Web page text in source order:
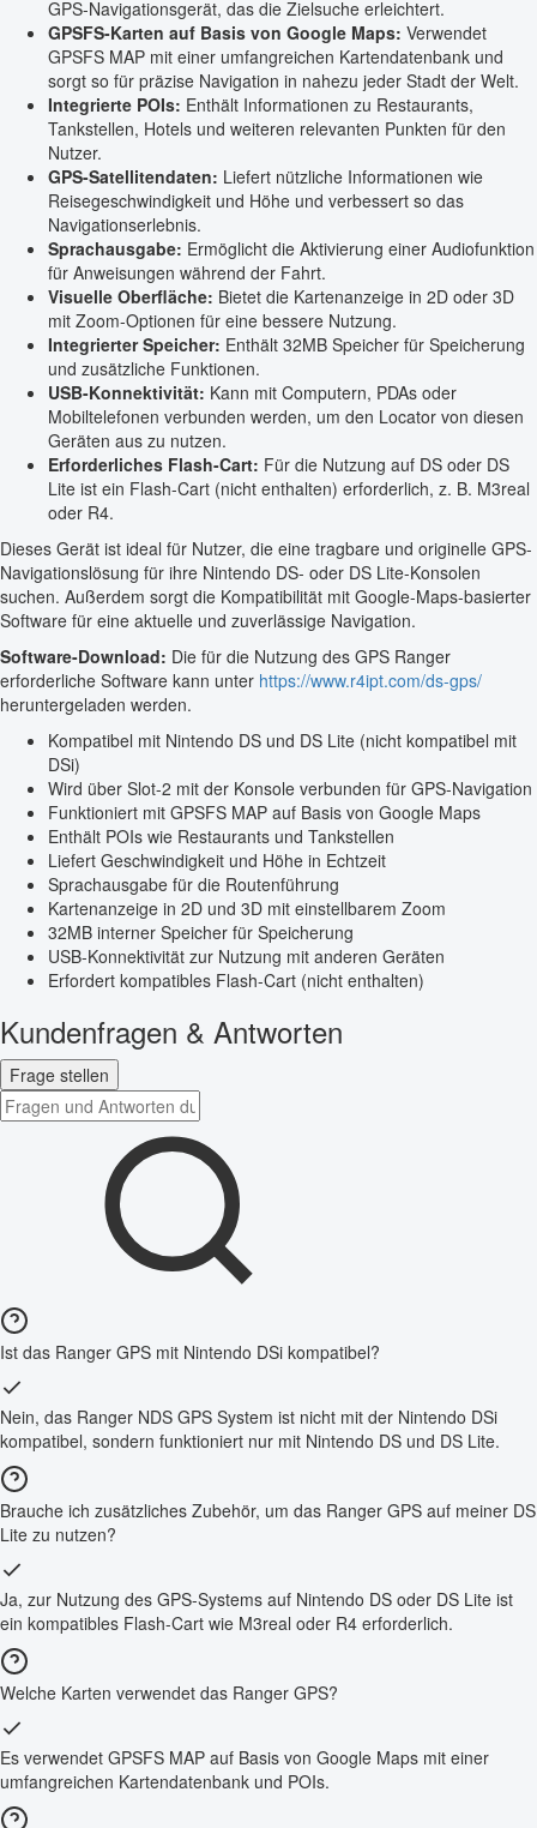
GPS-Navigationsgerät, das die Zielsuche erleichtert.
GPSFS-Karten auf Basis von Google Maps: Verwendet
GPSFS MAP mit einer umfangreichen Kartendatenbank und
sorgt so für präzise Navigation in nahezu jeder Stadt der Welt.
Integrierte POIs: Enthält Informationen zu Restaurants,
Tankstellen, Hotels und weiteren relevanten Punkten für den
Nutzer.
GPS-Satellitendaten: Liefert nützliche Informationen wie
Reisegeschwindigkeit und Höhe und verbessert so das
Navigationserlebnis.
Sprachausgabe: Ermöglicht die Aktivierung einer Audiofunktion
für Anweisungen während der Fahrt.
Visuelle Oberfläche: Bietet die Kartenanzeige in 2D oder 3D
mit Zoom-Optionen für eine bessere Nutzung.
Integrierter Speicher: Enthält 32MB Speicher für Speicherung
und zusätzliche Funktionen.
USB-Konnektivität: Kann mit Computern, PDAs oder
Mobiltelefonen verbunden werden, um den Locator von diesen
Geräten aus zu nutzen.
Erforderliches Flash-Cart: Für die Nutzung auf DS oder DS
Lite ist ein Flash-Cart (nicht enthalten) erforderlich, z. B. M3real
oder R4.
Dieses Gerät ist ideal für Nutzer, die eine tragbare und originelle GPS-
Navigationslösung für ihre Nintendo DS- oder DS Lite-Konsolen
suchen. Außerdem sorgt die Kompatibilität mit Google-Maps-basierter
Software für eine aktuelle und zuverlässige Navigation.
Software-Download: Die für die Nutzung des GPS Ranger
erforderliche Software kann unter https://www.r4ipt.com/ds-gps/
heruntergeladen werden.
Kompatibel mit Nintendo DS und DS Lite (nicht kompatibel mit
DSi)
Wird über Slot-2 mit der Konsole verbunden für GPS-Navigation
Funktioniert mit GPSFS MAP auf Basis von Google Maps
Enthält POIs wie Restaurants und Tankstellen
Liefert Geschwindigkeit und Höhe in Echtzeit
Sprachausgabe für die Routenführung
Kartenanzeige in 2D und 3D mit einstellbarem Zoom
32MB interner Speicher für Speicherung
USB-Konnektivität zur Nutzung mit anderen Geräten
Erfordert kompatibles Flash-Cart (nicht enthalten)
Kundenfragen & Antworten
Frage stellen
Ist das Ranger GPS mit Nintendo DSi kompatibel?
Nein, das Ranger NDS GPS System ist nicht mit der Nintendo DSi
kompatibel, sondern funktioniert nur mit Nintendo DS und DS Lite.
Brauche ich zusätzliches Zubehör, um das Ranger GPS auf meiner DS
Lite zu nutzen?
Ja, zur Nutzung des GPS-Systems auf Nintendo DS oder DS Lite ist
ein kompatibles Flash-Cart wie M3real oder R4 erforderlich.
Welche Karten verwendet das Ranger GPS?
Es verwendet GPSFS MAP auf Basis von Google Maps mit einer
umfangreichen Kartendatenbank und POIs.